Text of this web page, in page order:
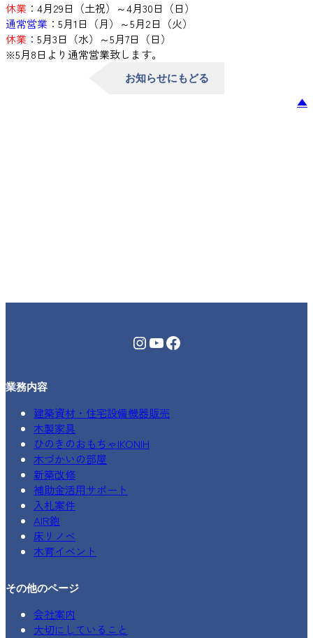
休業 ：4月29日（土祝）～4月30日（日）
通常営業 ：5月1日（月）～5月2日（火）
休業 ：5月3日（水）～5月7日（日）
※5月8日より通常営業致します。
お知らせにもどる
▲
Instagram YouTube Facebook
業務内容
建築資材・住宅設備機器販売
木製家具
ひのきのおもちゃIKONIH
木づかいの部屋
新築改修
補助金活用サポート
入札案件
AIR鉋
床リノベ
木育イベント
その他のページ
会社案内
大切にしていること